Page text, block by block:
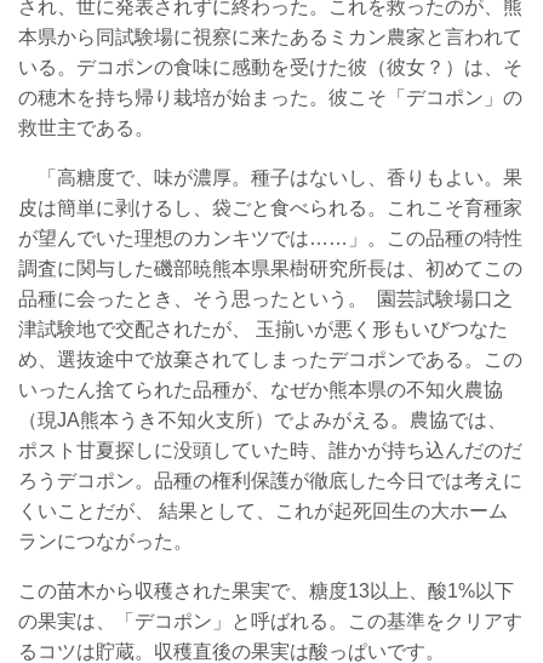
され、世に発表されずに終わった。これを救ったのが、熊
本県から同試験場に視察に来たあるミカン農家と言われて
いる。デコポンの食味に感動を受けた彼（彼女？）は、そ
の穂木を持ち帰り栽培が始まった。彼こそ「デコポン」の
救世主である。
「高糖度で、味が濃厚。種子はないし、香りもよい。果
皮は簡単に剥けるし、袋ごと食べられる。これこそ育種家
が望んでいた理想のカンキツでは……」。この品種の特性
調査に関与した磯部暁熊本県果樹研究所長は、初めてこの
品種に会ったとき、そう思ったという。 園芸試験場口之
津試験地で交配されたが、 玉揃いが悪く形もいびつなた
め、選抜途中で放棄されてしまったデコポンである。この
いったん捨てられた品種が、なぜか熊本県の不知火農協
（現JA熊本うき不知火支所）でよみがえる。農協では、
ポスト甘夏探しに没頭していた時、誰かが持ち込んだのだ
ろうデコポン。品種の権利保護が徹底した今日では考えに
くいことだが、 結果として、これが起死回生の大ホーム
ランにつながった。
この苗木から収穫された果実で、糖度13以上、酸1%以下
の果実は、「デコポン」と呼ばれる。この基準をクリアす
るコツは貯蔵。収穫直後の果実は酸っぱいです。